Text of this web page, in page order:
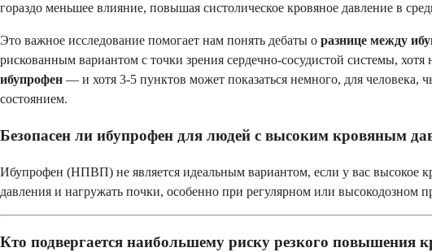
гораздо меньшее влияние, повышая систолическое кровяное давление в
Это важное исследование помогает нам понять дебаты о разнице между
рискованным вариантом с точки зрения сердечно-сосудистой системы,
ибупрофен — и хотя 3-5 пунктов может показаться немного, для
состоянием.
Безопасен ли ибупрофен для людей с высоким кровяным
Ибупрофен (НПВП) не является идеальным вариантом, если у вас высокое
давления и нагружать почки, особенно при регулярном или высокодозном
Кто подвергается наибольшему риску резкого повышения